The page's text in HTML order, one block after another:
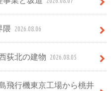
隈 2026.08.06
荻北の建物 2026.08.05
飛行機東京工場から桃井